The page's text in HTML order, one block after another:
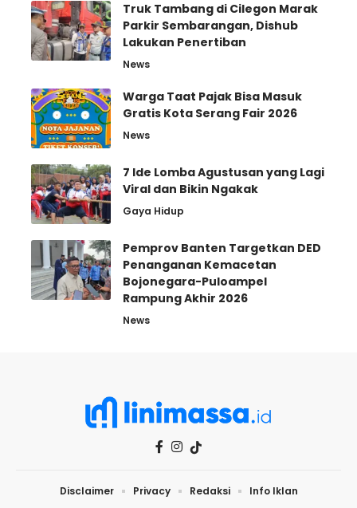
Truk Tambang di Cilegon Marak
Parkir Sembarangan, Dishub
Lakukan Penertiban
News
Warga Taat Pajak Bisa Masuk
Gratis Kota Serang Fair 2026
News
7 Ide Lomba Agustusan yang Lagi
Viral dan Bikin Ngakak
Gaya Hidup
Pemprov Banten Targetkan DED
Penanganan Kemacetan
Bojonegara-Puloampel
Rampung Akhir 2026
News
Disclaimer Privacy Redaksi Info Iklan